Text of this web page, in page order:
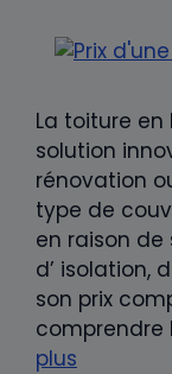
La toiture
solution
rénovation
type de
en raison
d’ isolation,
son prix
comprendre
plus